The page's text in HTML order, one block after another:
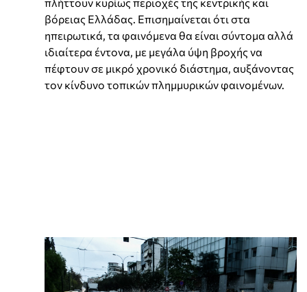
βόρειας Ελλάδας. Επισημαίνεται ότι στα
ηπειρωτικά, τα φαινόμενα θα είναι σύντομα αλλά
ιδιαίτερα έντονα, με μεγάλα ύψη βροχής να
πέφτουν σε μικρό χρονικό διάστημα, αυξάνοντας
τον κίνδυνο τοπικών πλημμυρικών φαινομένων.